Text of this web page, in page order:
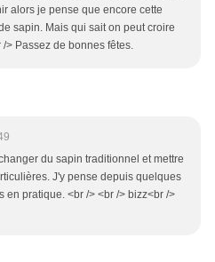
alors je pense que encore cette
sapin. Mais qui sait on peut croire
> Passez de bonnes fêtes.
du sapin traditionnel et mettre
J'y pense depuis quelques
en pratique. <br /> <br /> bizz<br />